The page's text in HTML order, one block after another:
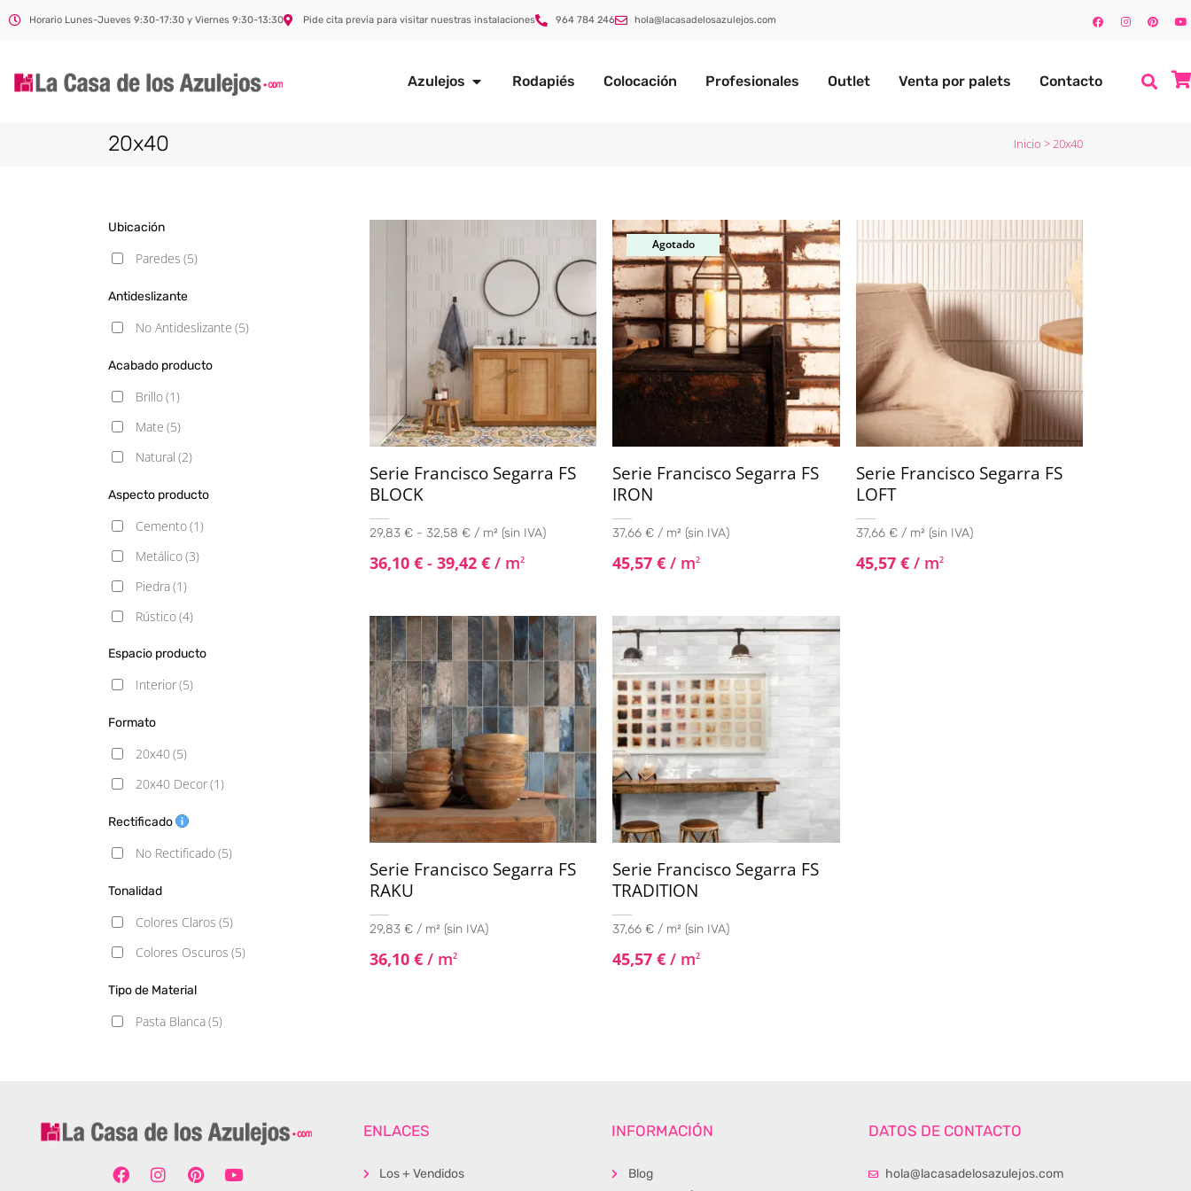
Horario Lunes-Jueves 9:30-17:30 y Viernes 9:30-13:30 Pide cita previa para visitar nuestras instalaciones 964 784 246 hola@lacasadelosazulejos.com
Azulejos Rodapiés Colocación Profesionales Outlet Venta por palets Contacto
20x40 Inicio >20x40
Ubicación
Paredes (5)
Antideslizante
No Antideslizante (5)
Acabado producto
Brillo(1)
Mate (5)
Natural (2)
Aspecto producto
Cemento(1)
Metálico(3)
Piedra(1)
Rústico(4)
Espacio producto
Interior(5)
Formato
20x40 (5)
20x40 Decor(1)
Rectificado
No Rectificado(5)
Tonalidad
Colores Claros (5)
Colores Oscuros (5)
Tipo de Material
Pasta Blanca(5)
Serie Francisco Segarra FS
BLOCK
29,83 € - 32,58 € / m² (sin IVA)
36,10 € - 39,42 € / m2
Agotado
Serie Francisco Segarra FS
IRON
37,66 € / m² (sin IVA)
45,57€ / m2
Serie Francisco Segarra FS
LOFT
37,66 € / m² (sin IVA)
45,57 €/ m2
Serie Francisco Segarra FS
RAKU
29,83 € / m² (sin IVA)
36,10 € / m2
Serie Francisco Segarra FS
TRADITION
37,66 € / m² (sin IVA)
45,57€ / m2
ENLACES
Los + Vendidos
INFORMACIÓN
Blog
DATOS DE CONTACTO
hola@lacasadelosazulejos.com